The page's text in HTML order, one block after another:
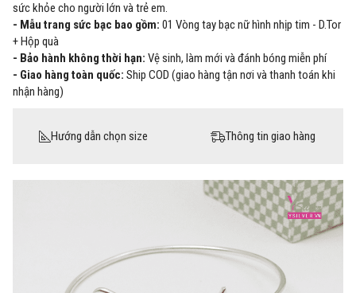
sức khỏe cho người lớn và trẻ em.
- Mẫu trang sức bạc bao gồm: 01 Vòng tay bạc nữ hình nhịp tim - D.Tor
+ Hộp quà
- Bảo hành không thời hạn: Vệ sinh, làm mới và đánh bóng miễn phí
- Giao hàng toàn quốc: Ship COD (giao hàng tận nơi và thanh toán khi
nhận hàng)
Hướng dẫn chọn size Thông tin giao hàng